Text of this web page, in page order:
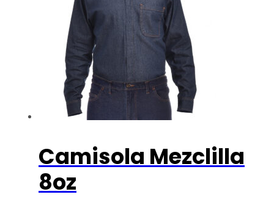
Camisola Mezclilla
8oz